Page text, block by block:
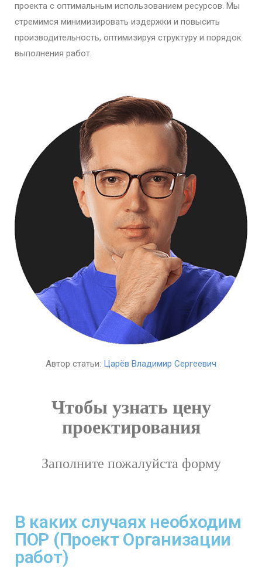
проекта с оптимальным использованием ресурсов. Мы
стремимся минимизировать издержки и повысить
производительность, оптимизируя структуру и порядок
выполнения работ.
Автор статьи: Царёв Владимир Сергеевич
Чтобы узнать цену
проектирования
Заполните пожалуйста форму
В каких случаях необходим
ПОР (Проект Организации
работ)